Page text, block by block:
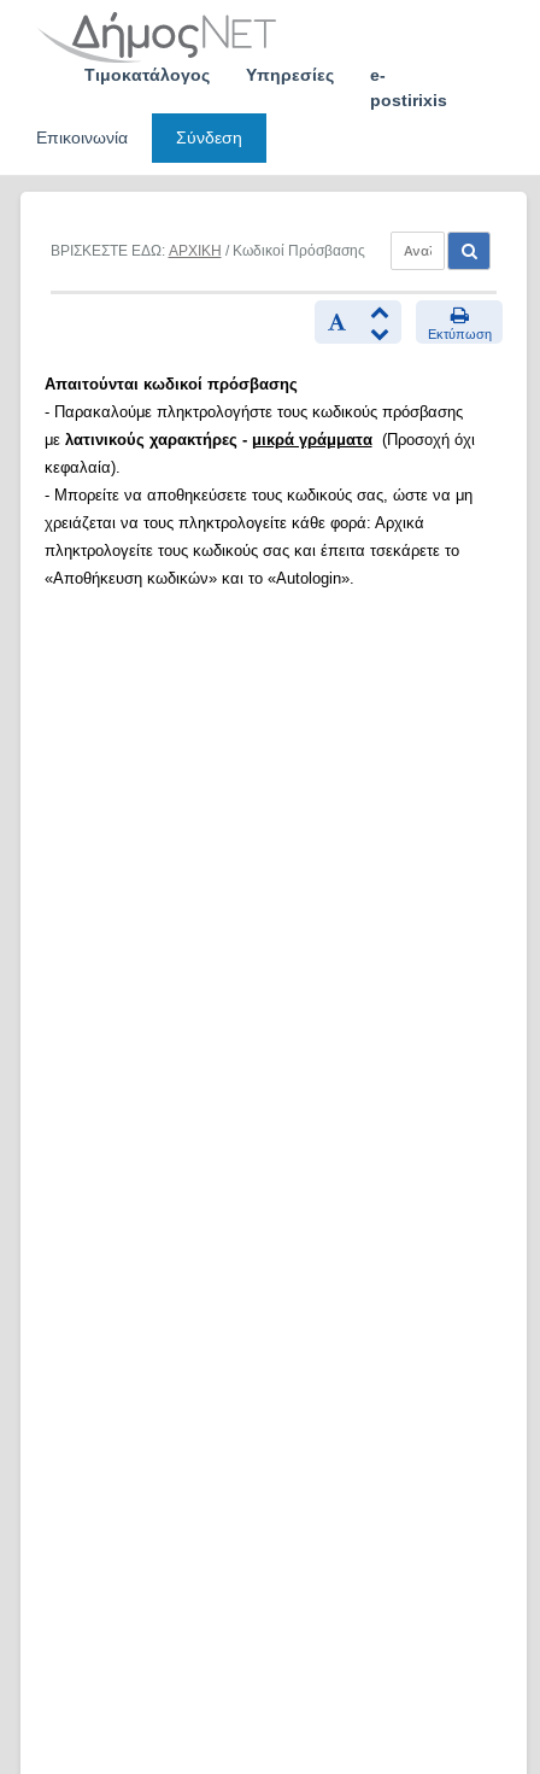
Τιμοκατάλογος Υπηρεσίες
e-
postirixis
Επικοινωνία
Σύνδεση
ΒΡΙΣΚΕΣΤΕ ΕΔΩ: ΑΡΧΙΚΗ / Κωδικοί Πρόσβασης
Εκτύπωση
Απαιτούνται κωδικοί πρόσβασης
- Παρακαλούμε πληκτρολογήστε τους κωδικούς πρόσβασης
με λατινικούς χαρακτήρες - μικρά γράμματα(Προσοχή όχι
κεφαλαία).
- Μπορείτε να αποθηκεύσετε τους κωδικούς σας, ώστε να μη
χρειάζεται να τους πληκτρολογείτε κάθε φορά: Αρχικά
πληκτρολογείτε τους κωδικούς σας και έπειτα τσεκάρετε το
«Αποθήκευση κωδικών» και το «Autologin».